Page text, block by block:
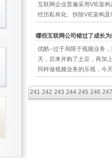
互联网企业普遍采用VIE架
经历私有化、拆除VIE架构
哪些互联网公司错过了成长
优酷--过于局限于视频业务
天，后来并购了土豆，再加
同样做视频业务的乐视，今
241 242 243 244 245 246 247